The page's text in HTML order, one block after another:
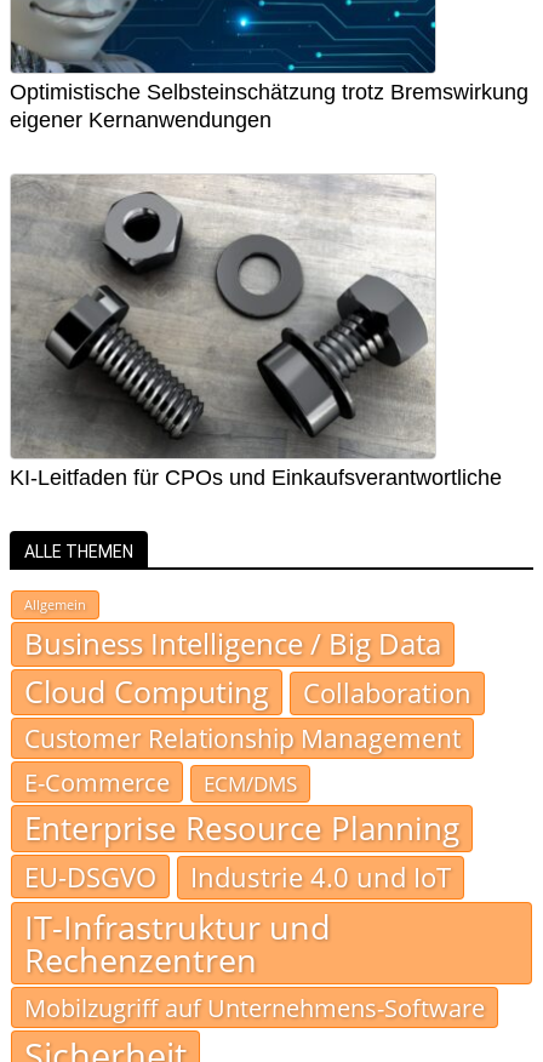
Optimistische Selbsteinschätzung trotz Bremswirkung
eigener Kernanwendungen
KI-Leitfaden für CPOs und Einkaufsverantwortliche
ALLE THEMEN
Allgemein
Business Intelligence / Big Data
Cloud Computing Collaboration
Customer Relationship Management
E-Commerce
ECM/DMS
Enterprise Resource Planning
EU-DSGVO Industrie 4.0 und IoT
IT-Infrastruktur und
Rechenzentren
Mobilzugriff auf Unternehmens-Software